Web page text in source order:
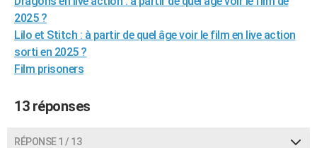
Destinations
City break
Voyage nature
Voyage de noces
Forum
Climat
+PHOTO
GUIDES D'ACHAT
BONS PLANS
CARTE DE VOEUX
DICTIONNAIRE
2025 ?
Lilo et Stitch : à partir de quel âge voir le film en live action
sorti en 2025 ?
Film prisoners
13 réponses
RÉPONSE 1 / 13